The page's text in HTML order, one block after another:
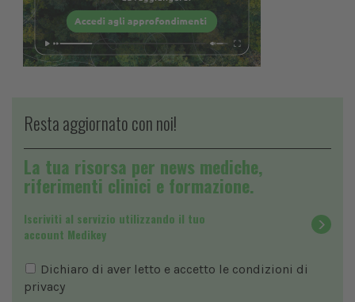
Resta aggiornato con noi!
La tua risorsa per news mediche,
riferimenti clinici e formazione.
Iscriviti al servizio utilizzando il tuo
account Medikey
Dichiaro di aver letto e accetto le condizioni di
privacy